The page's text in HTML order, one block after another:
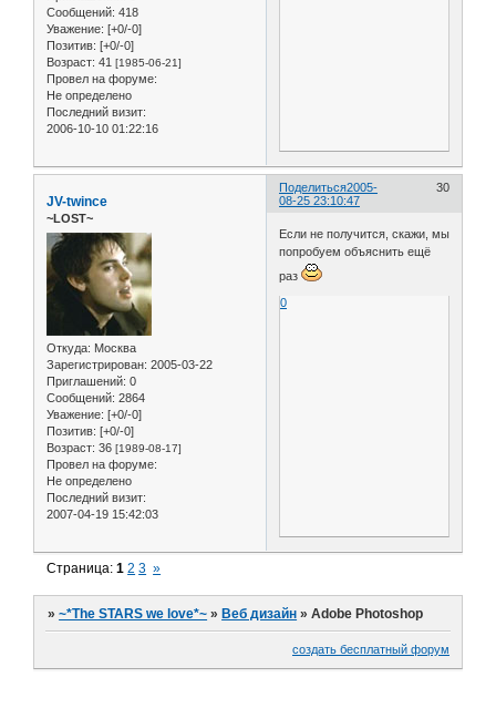
Сообщений: 418
Уважение: [+0/-0]
Позитив: [+0/-0]
Возраст: 41 [1985-06-21]
Провел на форуме:
Не определено
Последний визит:
2006-10-10 01:22:16
Поделиться 30
2005-
08-25 23:10:47
JV-twince
~LOST~
Откуда: Москва
Зарегистрирован: 2005-03-22
Приглашений: 0
Сообщений: 2864
Уважение: [+0/-0]
Позитив: [+0/-0]
Возраст: 36 [1989-08-17]
Провел на форуме:
Не определено
Последний визит:
2007-04-19 15:42:03
Если не получится, скажи, мы
попробуем объяснить ещё
раз
0
Страница:1 2 3 »
»~*The STARS we love*~ » Веб дизайн »Adobe Photoshop
создать бесплатный форум